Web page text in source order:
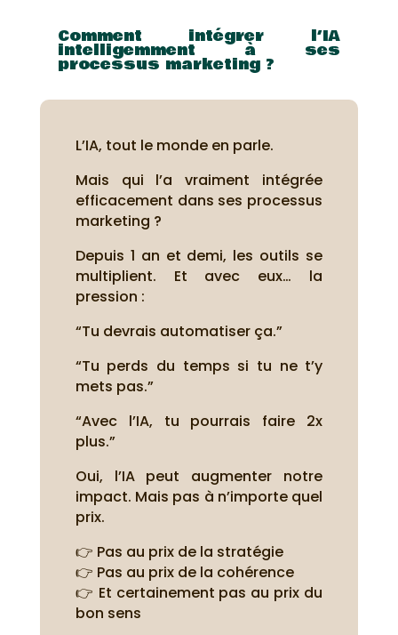
Comment intégrer l’IA
intelligemment à ses
processus marketing ?
L’IA, tout le monde en parle.
Mais qui l’a vraiment intégrée
efficacement dans ses processus
marketing ?
Depuis 1 an et demi, les outils se
multiplient. Et avec eux… la
pression :
“Tu devrais automatiser ça.”
“Tu perds du temps si tu ne t’y
mets pas.”
“Avec l’IA, tu pourrais faire 2x
plus.”
Oui, l’IA peut augmenter notre
impact. Mais pas à n’importe quel
prix.
👉 Pas au prix de la stratégie
👉 Pas au prix de la cohérence
👉 Et certainement pas au prix du
bon sens